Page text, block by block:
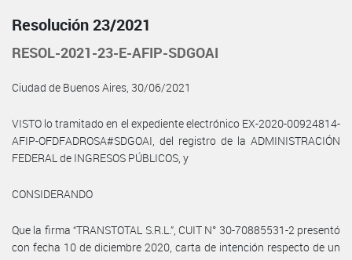
Resolución 23/2021
RESOL-2021-23-E-AFIP-SDGOAI
Ciudad de Buenos Aires, 30/06/2021
VISTO lo tramitado en el expediente electrónico EX-2020-00924814-
AFIP-OFDFADROSA#SDGOAI, del registro de la ADMINISTRACIÓN
FEDERAL de INGRESOS PÚBLICOS, y
CONSIDERANDO
Que la firma “TRANSTOTAL S.R.L.”, CUIT N° 30-70885531-2 presentó
con fecha 10 de diciembre 2020, carta de intención respecto de un